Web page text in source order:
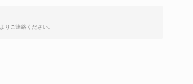
よりご連絡ください。